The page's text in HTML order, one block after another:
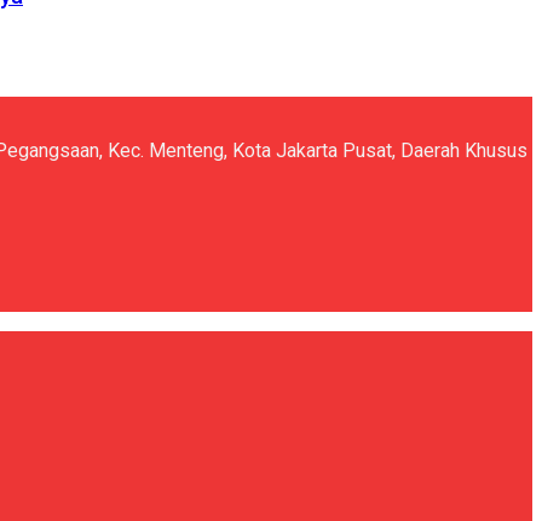
Kec. Menteng, Kota Jakarta Pusat, Daerah Khusus